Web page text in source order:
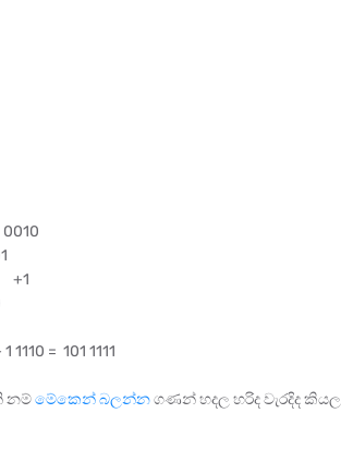
0010
+1
= 101 1111
නම්මේකෙන් බලන්නගණන් හදල හරිද වැරදිද කියල